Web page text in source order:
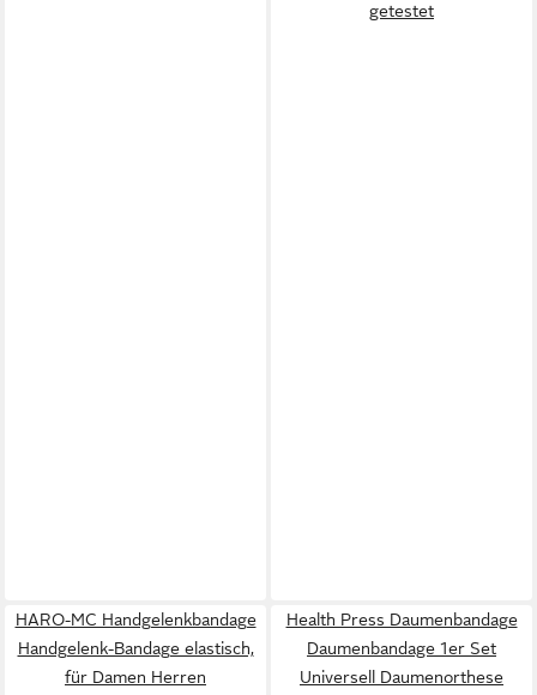
getestet
HARO-MC Handgelenkbandage
Handgelenk-Bandage elastisch,
für Damen Herren
Health Press Daumenbandage
Daumenbandage 1er Set
Universell Daumenorthese